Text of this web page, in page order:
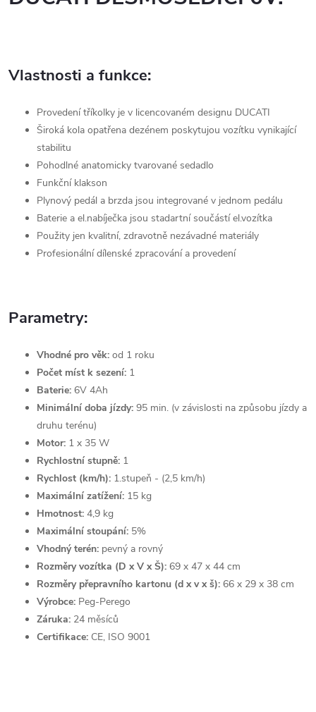
Vlastnosti a funkce:
Provedení tříkolky je v licencovaném designu DUCATI
Široká kola opatřena dezénem poskytujou vozítku vynikající
stabilitu
Pohodlné anatomicky tvarované sedadlo
Funkční klakson
Plynový pedál a brzda jsou integrované v jednom pedálu
Baterie a el.nabíječka jsou stadartní součástí el.vozítka
Použity jen kvalitní, zdravotně nezávadné materiály
Profesionální dílenské zpracování a provedení
Parametry:
Vhodné pro věk: od 1 roku
Počet míst k sezení: 1
Baterie: 6V 4Ah
Minimální doba jízdy: 95 min. (v závislosti na způsobu jízdy a
druhu terénu)
Motor: 1 x 35 W
Rychlostní stupně: 1
Rychlost (km/h): 1.stupeň - (2,5 km/h)
Maximální zatížení: 15 kg
Hmotnost: 4,9 kg
Maximální stoupání: 5%
Vhodný terén: pevný a rovný
Rozměry vozítka (D x V x Š): 69 x 47 x 44 cm
Rozměry přepravního kartonu (d x v x š): 66 x 29 x 38 cm
Výrobce: Peg-Perego
Záruka: 24 měsíců
Certifikace: CE, ISO 9001